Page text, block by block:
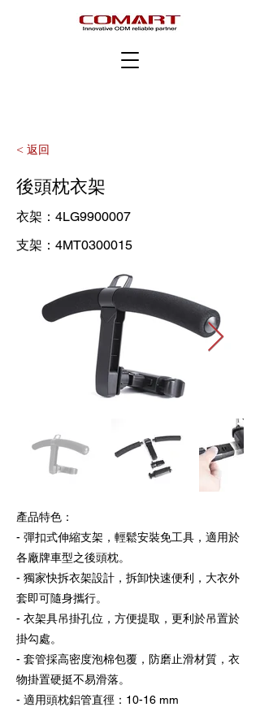
< 返回
後頭枕衣架
衣架：4LG9900007
支架：4MT0300015
產品特色：
- 彈扣式伸縮支架，輕鬆安裝免工具，適用於
各廠牌車型之後頭枕。
- 獨家快拆衣架設計，拆卸快速便利，大衣外
套即可隨身攜行。
- 衣架具吊掛孔位，方便提取，更利於吊置於
掛勾處。
- 套管採高密度泡棉包覆，防磨止滑材質，衣
物掛置硬挺不易滑落。
- 適用頭枕鋁管直徑：10-16 mm